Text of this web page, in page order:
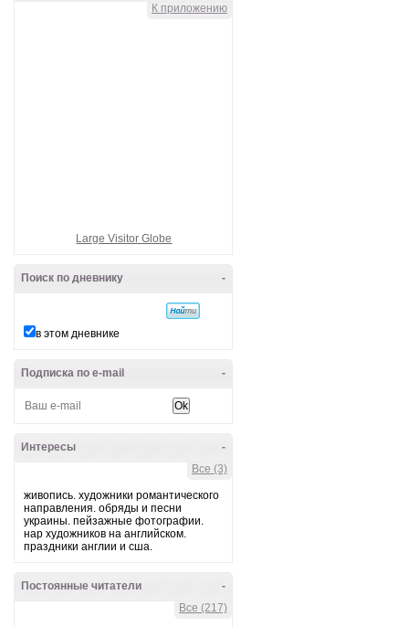
К приложению
Large Visitor Globe
-
Поиск по дневнику
в этом дневнике
-
Подписка по e-mail
-
Интересы
Все (3)
живопись. художники романтического
направления. обряды и песни
украины. пейзажные фотографии.
нар художников на английском.
праздники англии и сша.
-
Постоянные читатели
Все (217)